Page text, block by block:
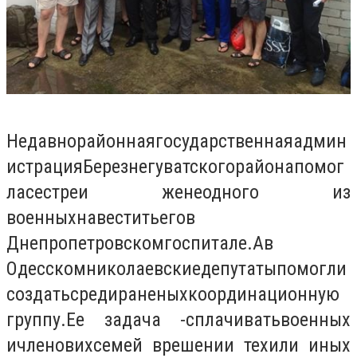
Недавнорайоннаягосударственнаяадмин
истрацияБерезнегуватскогорайонапомог
ласестреи женеодного из
военныхнавеститьегов
Днепропетровскомгоспитале.Ав
Одесскомниколаевскиедепутатыпомогли
создатьсредираненыхкоординационную
группу.Ее задача -сплачиватьвоенных
ичленовихсемей врешении техили иных